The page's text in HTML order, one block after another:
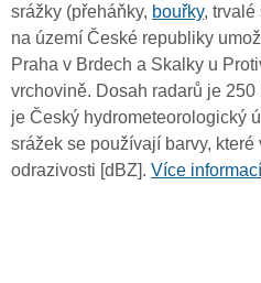
srážky (přeháňky, bouřky, trvalé
na území České republiky
Praha v Brdech a Skalky u
vrchovině. Dosah radarů je
je Český hydrometeorologický
srážek se používají barvy,
odrazivosti [dBZ]. Více informací